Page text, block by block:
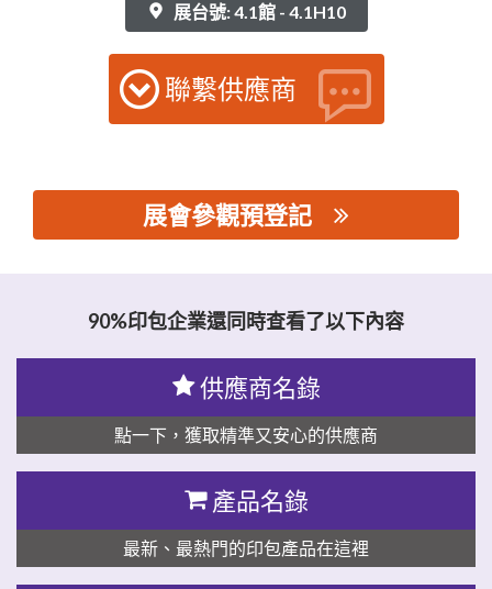
展台號: 4.1館 - 4.1H10
聯繫供應商
展會參觀預登記
90%印包企業還同時查看了以下內容
供應商名錄
點一下，獲取精準又安心的供應商
產品名錄
最新、最熱門的印包產品在這裡